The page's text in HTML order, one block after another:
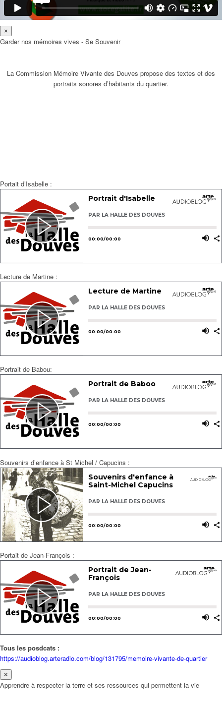
×
Garder nos mémoires vives - Se Souvenir
La Commission Mémoire Vivante des Douves propose des textes et des
portraits sonores d’habitants du quartier.
Portait d’Isabelle :
Lecture de Martine :
Portrait de Babou:
Souvenirs d’enfance à St Michel / Capucins :
Portait de Jean-François :
Tous les posdcats :
https://audioblog.arteradio.com/blog/131795/memoire-vivante-de-quartier
×
Apprendre à respecter la terre et ses ressources qui permettent la vie